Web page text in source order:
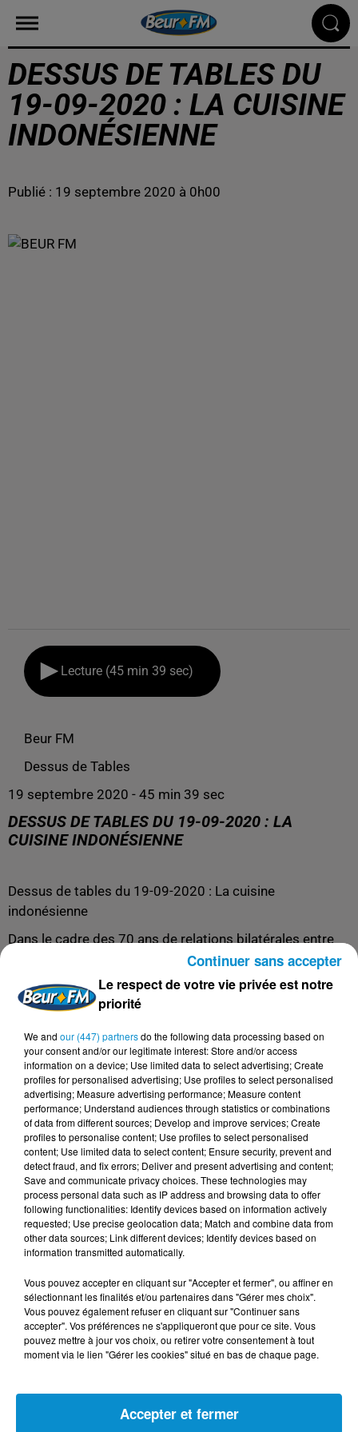
DESSUS DE TABLES DU
19-09-2020 : LA CUISINE
INDONÉSIENNE
Publié : 19 septembre 2020 à 0h00
Lecture (45 min 39 sec)
Beur FM
Dessus de Tables
19 septembre 2020 - 45 min 39 sec
DESSUS DE TABLES DU 19-09-2020 : LA
CUISINE INDONÉSIENNE
Dessus de tables du 19-09-2020 : La cuisine
indonésienne
Dans le cadre des 70 ans de relations bilatérales entre
l'Indonésie et la France, Philippe Robichon reçoit Son
Excellence Arrmanatha Nasir, Ambassadeur d'Indonésie
en France, et Nin Hanafi du restaurant Djakarta Bali
Au menu de cette émission : un peu de culture
indonésienne, un zeste de tourisme halal, et surtout
beaucoup de recettes savoureuses et colorées.
DERNIERS PODCASTS
24 juillet 2026
Les Zinformés - 24/07/26
Le respect de votre vie privée est notre
priorité
We and our (447) partnersdo the following data processing based on
your consent and/or our legitimate interest: Store and/or access
information on a device; Use limited data to select advertising; Create
profiles for personalised advertising; Use profiles to select personalised
advertising; Measure advertising performance; Measure content
performance; Understand audiences through statistics or combinations
of data from different sources; Develop and improve services; Create
profiles to personalise content; Use profiles to select personalised
content; Use limited data to select content; Ensure security, prevent and
detect fraud, and fix errors; Deliver and present advertising and content;
Save and communicate privacy choices. These technologies may
process personal data such as IP address and browsing data to offer
following functionalities: Identify devices based on information actively
requested; Use precise geolocation data; Match and combine data from
other data sources; Link different devices; Identify devices based on
information transmitted automatically.
Vous pouvez accepter en cliquant sur "Accepter et fermer", ou affiner en
sélectionnant les finalités et/ou partenaires dans "Gérer mes choix".
Vous pouvez également refuser en cliquant sur "Continuer sans
accepter". Vos préférences ne s'appliqueront que pour ce site. Vous
pouvez mettre à jour vos choix, ou retirer votre consentement à tout
moment via le lien "Gérer les cookies" situé en bas de chaque page.
Accepter et fermer
Continuer sans accepter